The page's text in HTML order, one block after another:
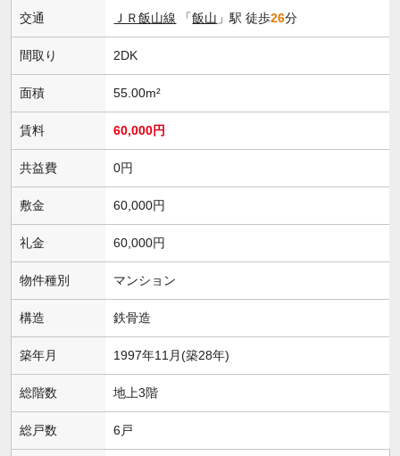
交通 ＪＲ飯山線 「飯山 」駅 徒歩26分
間取り 2DK
面積 55.00m²
賃料 60,000円
共益費 0円
敷金 60,000円
礼金 60,000円
物件種別 マンション
構造 鉄骨造
築年月 1997年11月(築28年)
総階数 地上3階
総戸数 6戸